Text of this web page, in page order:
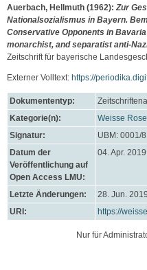
Auerbach, Hellmuth (1962): Zur
Nationalsozialismus in Bayern.
Conservative Opponents in
monarchist, and separatist anti-
Zeitschrift für bayerische
Externer Volltext: https://
Dokumententyp:
Kategorie(n):
Weisse Rose
Signatur:
UBM: 0001/
Datum der
Veröffentlichung auf
Open Access LMU:
04. Apr.
Letzte Änderungen:
28. Jun.
URI:
https://
Nur für